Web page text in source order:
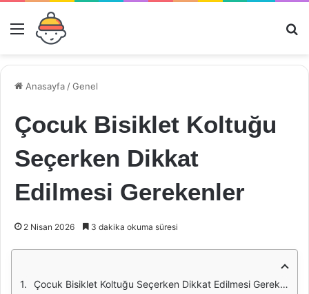
Menü
Anasayfa /Genel
Çocuk Bisiklet Koltuğu
Seçerken Dikkat
Edilmesi Gerekenler
2 Nisan 2026 3 dakika okuma süresi
Çocuk Bisiklet Koltuğu Seçerken Dikkat Edilmesi Gerekenler